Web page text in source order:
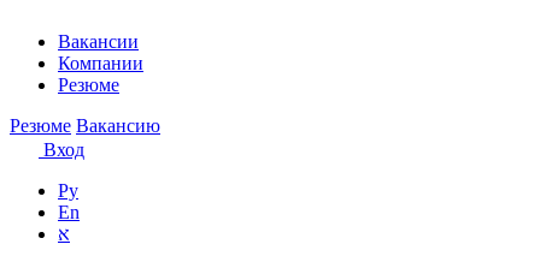
Вакансии
Компании
Резюме
Резюме Вакансию
Вход
Ру
En
א